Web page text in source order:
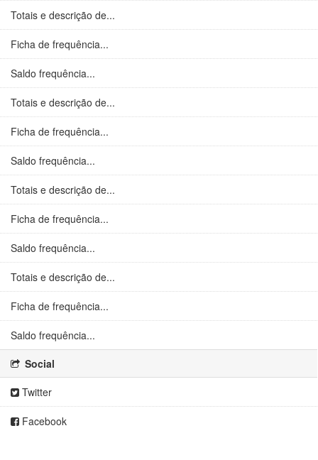
Totais e descrição de...
Ficha de frequência...
Saldo frequência...
Totais e descrição de...
Ficha de frequência...
Saldo frequência...
Totais e descrição de...
Ficha de frequência...
Saldo frequência...
Totais e descrição de...
Ficha de frequência...
Saldo frequência...
Social
Twitter
Facebook